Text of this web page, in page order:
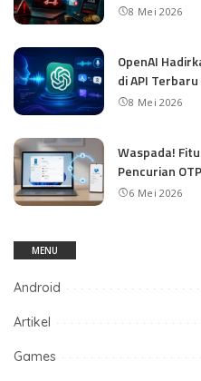
8 Mei 2026
OpenAI
di API Terbaru
8 Mei 2026
Waspada!
Pencurian
6 Mei 2026
MENU
Android
Artikel
Games